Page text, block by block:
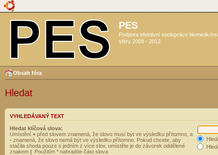
PES
Podpora efektivní spolupráce
sféry 2009 - 2012
Obsah fóra
Hledat
VYHLEDÁVANÝ TEXT
Hledat klíčová slova:
Umístění + před slovem znamená, že slovo musí být ve výsledku přítomno, a
- znamená, že slovo nemá být ve výsledku přítomno. Pokud chcete, aby
stačila shoda pouze s jedním z více slov, umístěte je do závorek oddělené
znakem | . Použitím * nahradíte část slova